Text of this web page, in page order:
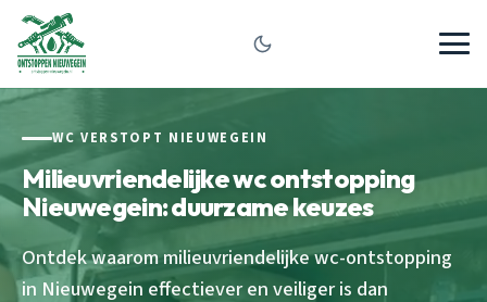
WC VERSTOPT NIEUWEGEIN
Milieuvriendelijke wc ontstopping
Nieuwegein: duurzame keuzes
Ontdek waarom milieuvriendelijke wc-ontstopping
in Nieuwegein effectiever en veiliger is dan